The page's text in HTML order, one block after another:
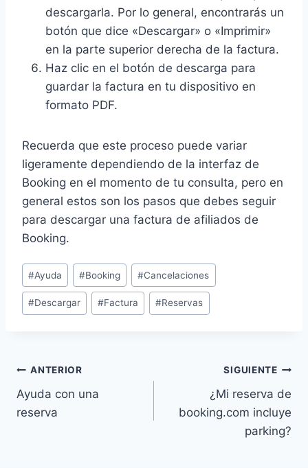
descargarla. Por lo general, encontrarás un
botón que dice «Descargar» o «Imprimir»
en la parte superior derecha de la factura.
Haz clic en el botón de descarga para
guardar la factura en tu dispositivo en
formato PDF.
Recuerda que este proceso puede variar
ligeramente dependiendo de la interfaz de
Booking en el momento de tu consulta, pero en
general estos son los pasos que debes seguir
para descargar una factura de afiliados de
Booking.
Etiquetas
de
la
#Ayuda #Booking #Cancelaciones
#Descargar #Factura #Reservas
Navegación
de
ANTERIOR
Ayuda con una
reserva
SIGUIENTE
¿Mi reserva de
booking.com incluye
parking?